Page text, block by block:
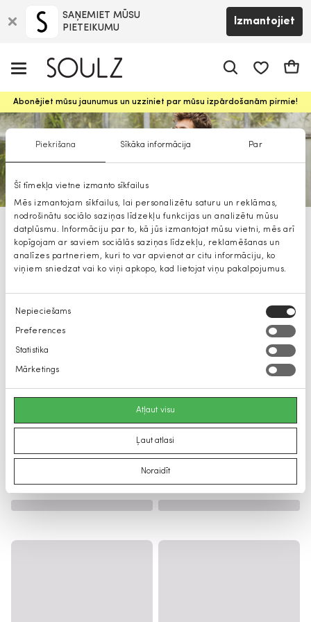
Piekrišana Sīkāka informācija Par
Šī tīmekļa vietne izmanto sīkfailus
Mēs izmantojam sīkfailus, lai personalizētu saturu un reklāmas,
nodrošinātu sociālo saziņas līdzekļu funkcijas un analizētu mūsu
datplūsmu. Informāciju par to, kā jūs izmantojat mūsu vietni, mēs arī
kopīgojam ar saviem sociālās saziņas līdzekļu, reklamēšanas un
analīzes partneriem, kuri to var apvienot ar citu informāciju, ko
viņiem sniedzat vai ko viņi apkopo, kad lietojat viņu pakalpojumus.
Piekrišanas
izvēle
Nepieciešams
Preferences
Statistika
Mārketings
Atļaut visu
Ļaut atlasi
Noraidīt
SAŅEMIET MŪSU
PIETEIKUMU
Izmantojiet
Abonējiet mūsu jaunumus un uzziniet par mūsu izpārdošanām pirmie!
Lerros vīriešu aksesuāri